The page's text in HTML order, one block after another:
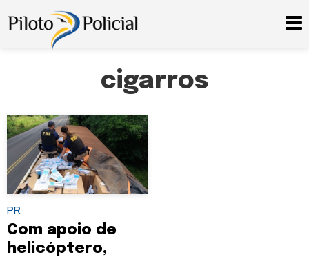
cigarros
PR
Com apoio de
helicóptero,